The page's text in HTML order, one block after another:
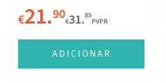
€21.90€31.85
PVPR
ADICIONAR